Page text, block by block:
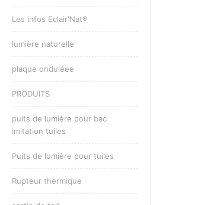
Les infos Eclair'Nat®
lumière naturelle
plaque onduléee
PRODUITS
puits de lumière pour bac
imitation tuiles
Puits de lumière pour tuiles
Rupteur thermique